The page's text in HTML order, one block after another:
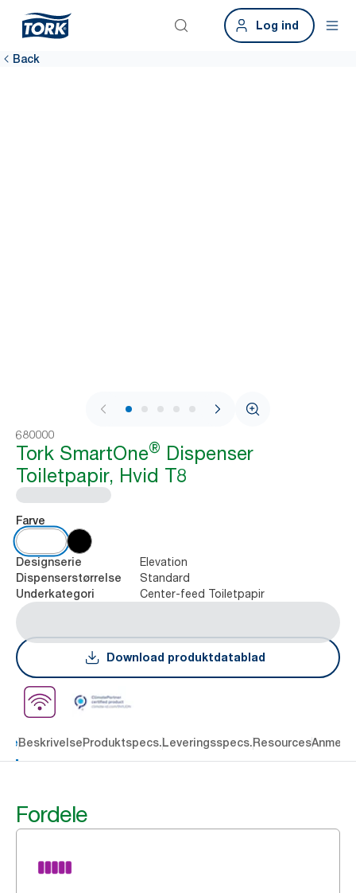
Log ind
Back
1 / 10
680000
Tork SmartOne® Dispenser
Toiletpapir, Hvid T8
Farve
Designserie Elevation
Dispenserstørrelse Standard
Underkategori Center-feed Toiletpapir
Download produktdatablad
BeskrivelseProduktspecs.Leveringsspecs.Resources
Fordele